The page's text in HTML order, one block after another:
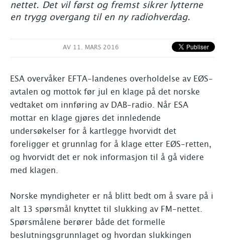
nettet. Det vil først og fremst sikrer lytterne
en trygg overgang til en ny radiohverdag.
AV 11. MARS 2016
ESA overvåker EFTA-landenes overholdelse av EØS-
avtalen og mottok før jul en klage på det norske
vedtaket om innføring av DAB-radio. Når ESA
mottar en klage gjøres det innledende
undersøkelser for å kartlegge hvorvidt det
foreligger et grunnlag for å klage etter EØS-retten,
og hvorvidt det er nok informasjon til å gå videre
med klagen.
Norske myndigheter er nå blitt bedt om å svare på i
alt 13 spørsmål knyttet til slukking av FM-nettet.
Spørsmålene berører både det formelle
beslutningsgrunnlaget og hvordan slukkingen